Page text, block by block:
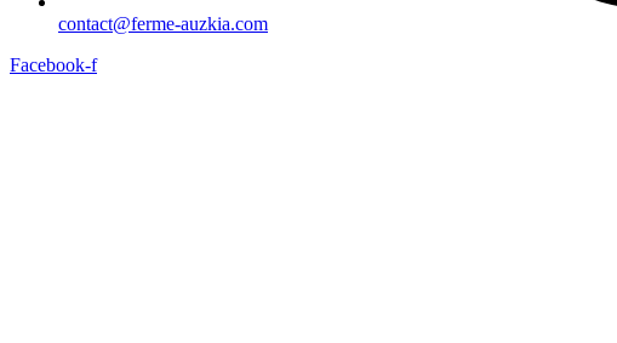
contact@ferme-auzkia.com
Facebook-f